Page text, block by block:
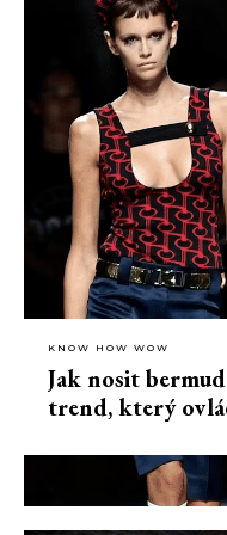
KNOW HOW WOW
Jak nosit
trend, který